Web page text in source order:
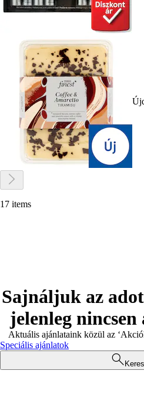
17 items
Sajnáljuk az
jelenleg
Aktuális ajánlataink közül az
Speciális ajánlatok